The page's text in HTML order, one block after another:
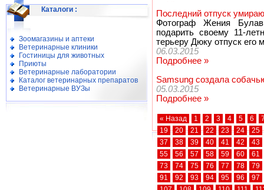
Каталоги :
Зоомагазины и аптеки
Ветеринарные клиники
Гостиницы для животных
Приюты
Ветеринарные лаборатории
Каталог ветеринарных препаратов
Ветеринарные ВУЗы
Последний отпуск
Фотограф Жения
подарить своему 11-
терьеру Дюку отпуск его
06.03.2015
Подробнее »
Samsung создала
05.03.2015
Подробнее »
« Назад 1 2 3 4 5 6
19
20 21 22 23 24
25
37
38 39 40 41 42
43
55
56 57 58 59 60
61
73
74 75 76 77 78
79
91
92 93 94 95 96
97